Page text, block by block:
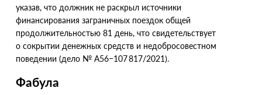
указав, что должник не раскрыл источники
финансирования заграничных поездок общей
продолжительностью 81 день, что свидетельствует
о сокрытии денежных средств и недобросовестном
поведении (дело № А56−107 817/2021).
Фабула